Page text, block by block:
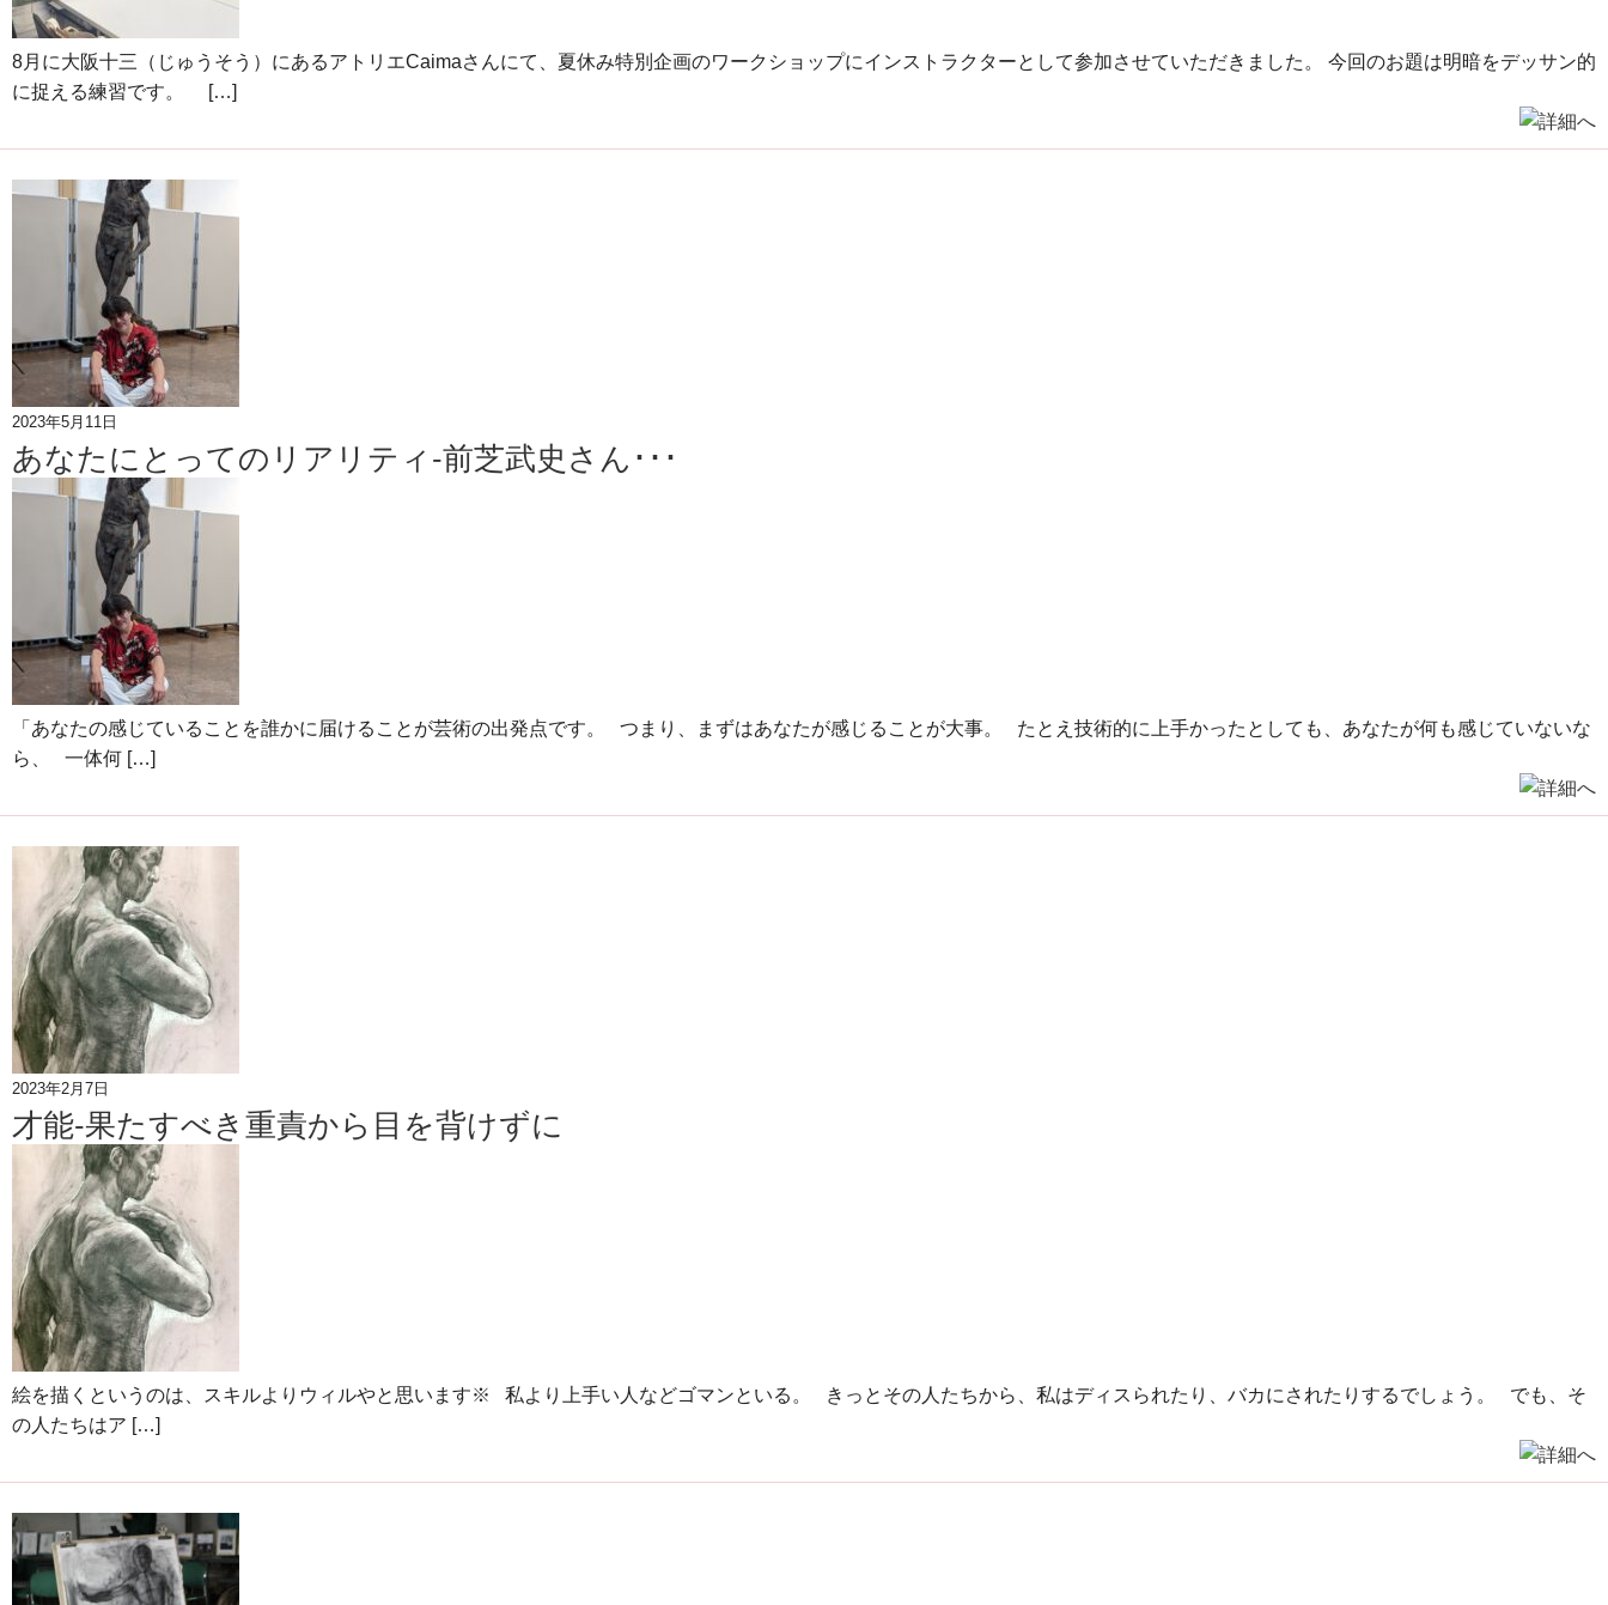
8月に大阪十三（じゅうそう）にあるアトリエCaimaさんにて、夏休み特別企画のワークショップにインストラクターとして参加させていただきました。 今回のお題は明暗をデッサン的
に捉える練習です。 […]
2023年5月11日
あなたにとってのリアリティ-前芝武史さん･･･
「あなたの感じていることを誰かに届けることが芸術の出発点です。 つまり、まずはあなたが感じることが大事。 たとえ技術的に上手かったとしても、あなたが何も感じていないな
ら、 一体何 […]
2023年2月7日
才能-果たすべき重責から目を背けずに
絵を描くというのは、スキルよりウィルやと思います※ 私より上手い人などゴマンといる。 きっとその人たちから、私はディスられたり、バカにされたりするでしょう。 でも、そ
の人たちはア […]